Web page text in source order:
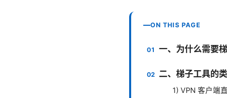
ON THIS PAGE
一、为什么需要
二、梯子工具的
1) VPN 客户端